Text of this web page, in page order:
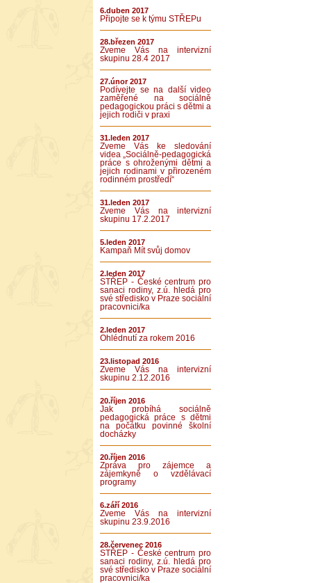
6.duben 2017
Připojte se k týmu STŘEPu
28.březen 2017
Zveme Vás na intervizní
skupinu 28.4 2017
27.únor 2017
Podívejte se na další video
zaměřené na sociálně
pedagogickou práci s dětmi a
jejich rodiči v praxi
31.leden 2017
Zveme Vás ke sledování
videa „Sociálně-pedagogická
práce s ohroženými dětmi a
jejich rodinami v přirozeném
rodinném prostředí“
31.leden 2017
Zveme Vás na intervizní
skupinu 17.2.2017
5.leden 2017
Kampaň Mít svůj domov
2.leden 2017
STŘEP - České centrum pro
sanaci rodiny, z.ú. hledá pro
své středisko v Praze sociální
pracovnici/ka
2.leden 2017
Ohlédnutí za rokem 2016
23.listopad 2016
Zveme Vás na intervizní
skupinu 2.12.2016
20.říjen 2016
Jak probíhá sociálně
pedagogická práce s dětmi
na počátku povinné školní
docházky
20.říjen 2016
Zpráva pro zájemce a
zájemkyně o vzdělávací
programy
6.září 2016
Zveme Vás na intervizní
skupinu 23.9.2016
28.červenec 2016
STŘEP - České centrum pro
sanaci rodiny, z.ú. hledá pro
své středisko v Praze sociální
pracovnici/ka